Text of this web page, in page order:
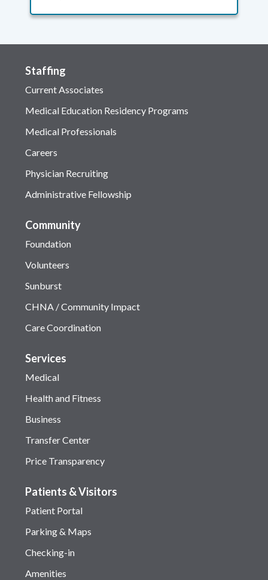
Staffing
Current Associates
Medical Education Residency Programs
Medical Professionals
Careers
Physician Recruiting
Administrative Fellowship
Community
Foundation
Volunteers
Sunburst
CHNA / Community Impact
Care Coordination
Services
Medical
Health and Fitness
Business
Transfer Center
Price Transparency
Patients & Visitors
Patient Portal
Parking & Maps
Checking-in
Amenities